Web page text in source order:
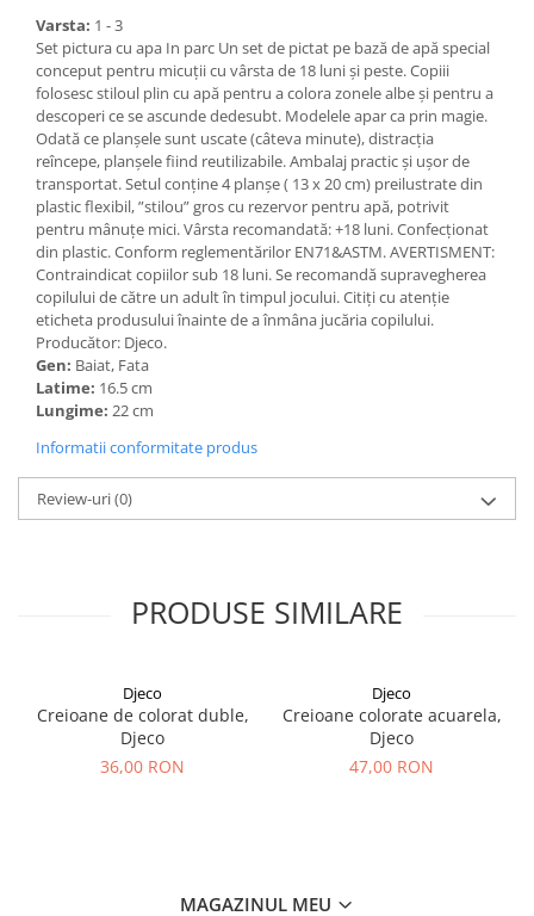
Varsta: 1 - 3
Set pictura cu apa In parc Un set de pictat pe bază de apă special
conceput pentru micuții cu vârsta de 18 luni și peste. Copiii
folosesc stiloul plin cu apă pentru a colora zonele albe și pentru a
descoperi ce se ascunde dedesubt. Modelele apar ca prin magie.
Odată ce planșele sunt uscate (câteva minute), distracția
reîncepe, planșele fiind reutilizabile. Ambalaj practic și ușor de
transportat. Setul conține 4 planșe ( 13 x 20 cm) preilustrate din
plastic flexibil, ”stilou” gros cu rezervor pentru apă, potrivit
pentru mânuțe mici. Vârsta recomandată: +18 luni. Confecționat
din plastic. Conform reglementărilor EN71&ASTM. AVERTISMENT:
Contraindicat copiilor sub 18 luni. Se recomandă supravegherea
copilului de către un adult în timpul jocului. Citiți cu atenție
eticheta produsului înainte de a înmâna jucăria copilului.
Producător: Djeco.
Gen: Baiat, Fata
Latime: 16.5 cm
Lungime: 22 cm
Informatii conformitate produs
Review-uri(0)
PRODUSE SIMILARE
Djeco
Creioane de colorat duble,
Djeco
36,00 RON
Djeco
Creioane colorate acuarela,
Djeco
47,00 RON
MAGAZINUL MEU